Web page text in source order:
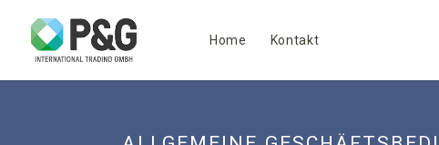
Home Kontakt